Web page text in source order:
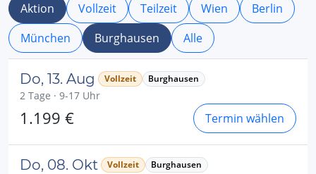
Aktion Vollzeit Teilzeit Wien
Berlin
München
Burghausen Alle
Do, 13. Aug Vollzeit Burghausen
2 Tage · 9-17 Uhr
1.199 € Termin wählen
Do, 08. Okt Vollzeit Burghausen